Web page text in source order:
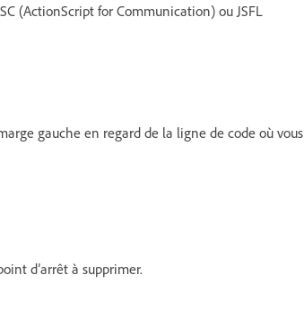
(ActionScript for Communication) ou JSFL
gauche en regard de la ligne de code où vous
d’arrêt à supprimer.